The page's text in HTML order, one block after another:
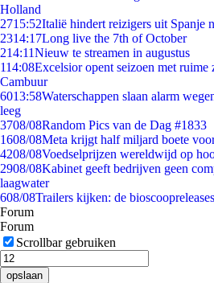
Holland
2715:52Italië hindert reizigers uit Spanje
2314:17Long live the 7th of October
214:11Nieuw te streamen in augustus
114:08Excelsior opent seizoen met ruime
Cambuur
6013:58Waterschappen slaan alarm
leeg
3708/08Random Pics van de Dag #1833
1608/08Meta krijgt half miljard boete
4208/08Voedselprijzen wereldwijd op
2908/08Kabinet geeft bedrijven geen
laagwater
608/08Trailers kijken: de
Forum
Forum
Scrollbar gebruiken
opslaan